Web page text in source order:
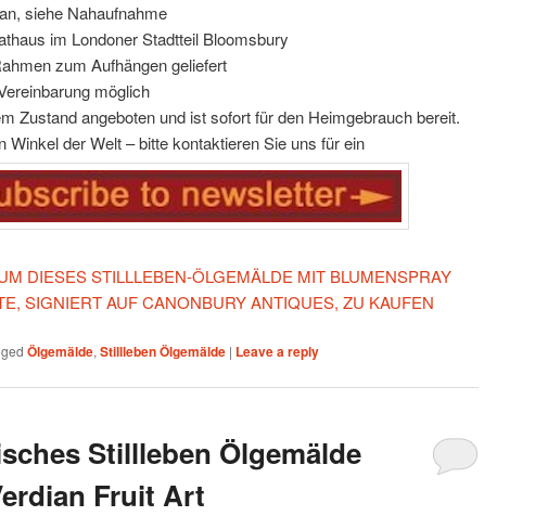
siehe Nahaufnahme
im Londoner Stadtteil Bloomsbury
zum Aufhängen geliefert
möglich
Zustand angeboten und ist sofort für den Heimgebrauch bereit.
Winkel der Welt – bitte kontaktieren Sie uns für ein
DIESES STILLLEBEN-ÖLGEMÄLDE MIT BLUMENSPRAY
SIGNIERT AUF CANONBURY ANTIQUES, ZU KAUFEN
Ölgemälde, Stillleben Ölgemälde | Leave a reply
Stillleben Ölgemälde
Fruit Art